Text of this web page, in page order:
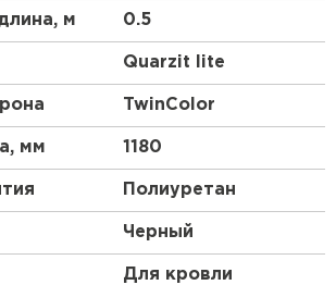
м 0.5
Quarzit lite
TwinColor
мм 1180
Полиуретан
Черный
Для кровли